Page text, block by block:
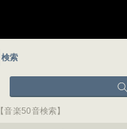
検索
【音楽50音検索】